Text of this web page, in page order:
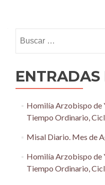
navigation
ENTRADAS
Homilía Arzobispo de
Tiempo Ordinario,
Misal Diario. Mes de
Homilía Arzobispo de
Tiempo Ordinario,